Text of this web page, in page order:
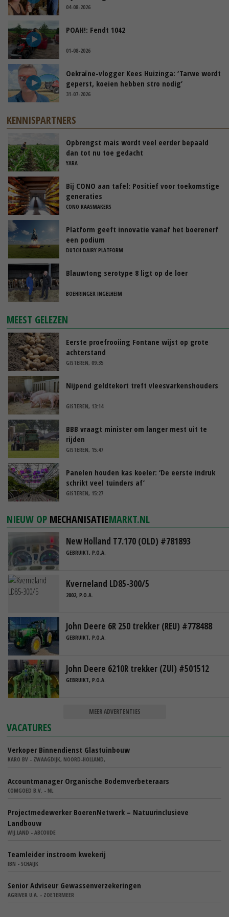
04-08-2026
POAH!: Fendt 1042
01-08-2026
Oekraïne-vlogger Kees Huizinga: ‘Tarwe wordt
geperst, koeien hebben stro nodig’
31-07-2026
KENNISPARTNERS
Opbrengst mais wordt veel eerder bepaald
dan tot nu toe gedacht
YARA
Bij CONO aan tafel: Positief voor toekomstige
generaties
CONO KAASMAKERS
Platform geeft innovatie vanaf het boerenerf
een podium
DUTCH DAIRY PLATFORM
Blauwtong serotype 8 ligt op de loer
BOEHRINGER INGELHEIM
MEEST GELEZEN
Eerste proefrooiing Fontane wijst op grote
achterstand
GISTEREN, 09:35
Nijpend geldtekort treft vleesvarkenshouders
GISTEREN, 13:14
BBB vraagt minister om langer mest uit te
rijden
GISTEREN, 15:47
Panelen houden kas koeler: ‘De eerste indruk
schrikt veel tuinders af’
GISTEREN, 15:27
NIEUW OP MECHANISATIEMARKT.NL
New Holland T7.170 (OLD) #781893
GEBRUIKT, P.O.A.
Kverneland LD85-300/5
2002, P.O.A.
John Deere 6R 250 trekker (REU) #778488
GEBRUIKT, P.O.A.
John Deere 6210R trekker (ZUI) #501512
GEBRUIKT, P.O.A.
MEER ADVERTENTIES
VACATURES
Verkoper Binnendienst Glastuinbouw
KARO BV - ZWAAGDIJK, NOORD-HOLLAND,
Accountmanager Organische Bodemverbeteraars
COMGOED B.V. - NL
Projectmedewerker BoerenNetwerk – Natuurinclusieve
Landbouw
WIJ.LAND - ABCOUDE
Teamleider instroom kwekerij
IBN - SCHAIJK
Senior Adviseur Gewassenverzekeringen
AGRIVER U.A. - ZOETERMEER